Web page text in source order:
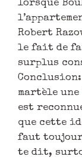
lorsque
Robert
le fait de
surplus
Conclusion:
martèle
est
que cette
faut
te dit,